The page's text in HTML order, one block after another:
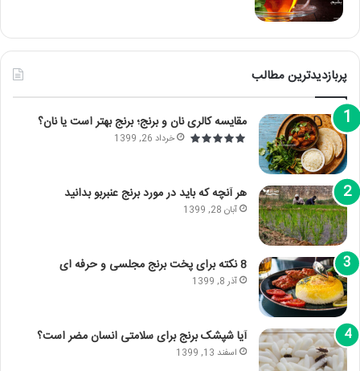
پربازدیدترین مطالب
مقایسه کالری نان و برنج؛ برنج بهتر است یا نان؟
خرداد 26, 1399
هر آنچه که باید در مورد برنج عنبربو بدانید
آبان 28, 1399
8 نکته برای پخت برنج مجلسی و حرفه ای
آذر 8, 1399
آیا شپشک برنج برای سلامتی انسان مضر است؟
اسفند 13, 1399